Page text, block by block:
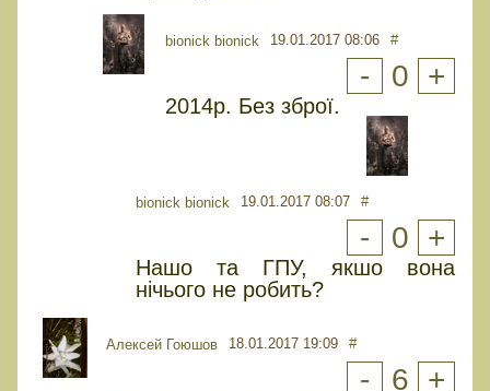
bionick bionick 19.01.2017 08:06 #
- 0 +
2014р. Без зброї.
bionick bionick 19.01.2017 08:07 #
- 0 +
Нашо та ГПУ, якшо вона
нічього не робить?
Алексей Гоюшов 18.01.2017 19:09 #
- 6 +